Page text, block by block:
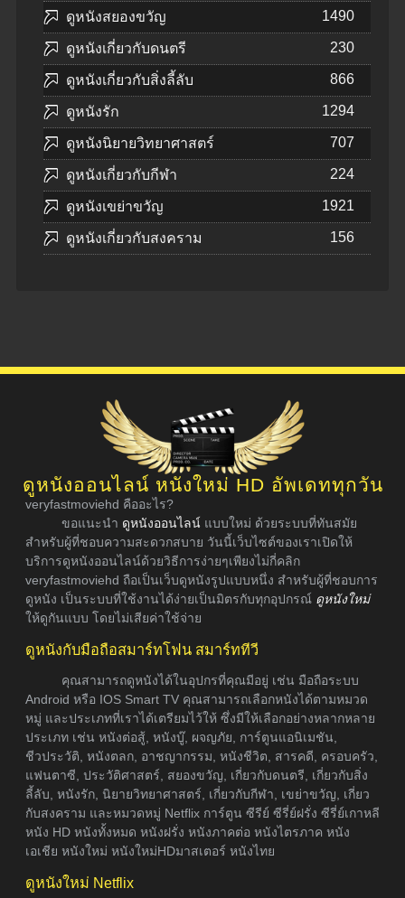
ดูหนังสยองขวัญ 1490
ดูหนังเกี่ยวกับดนตรี 230
ดูหนังเกี่ยวกับสิ่งลี้ลับ 866
ดูหนังรัก 1294
ดูหนังนิยายวิทยาศาสตร์ 707
ดูหนังเกี่ยวกับกีฬา 224
ดูหนังเขย่าขวัญ 1921
ดูหนังเกี่ยวกับสงคราม 156
ดูหนังออนไลน์ หนังใหม่ HD อัพเดททุกวัน
veryfastmoviehd คืออะไร?
ขอแนะนำ ดูหนังออนไลน์ แบบใหม่ ด้วยระบบที่ทันสมัย
สำหรับผู้ที่ชอบความสะดวกสบาย วันนี้เว็บไซต์ของเราเปิดให้
บริการดูหนังออนไลน์ด้วยวิธีการง่ายๆเพียงไม่กี่คลิก
veryfastmoviehd ถือเป็นเว็บดูหนังรูปแบบหนึ่ง สำหรับผู้ที่ชอบการ
ดูหนัง เป็นระบบที่ใช้งานได้ง่ายเป็นมิตรกับทุกอุปกรณ์ ดูหนังใหม่
ให้ดูกันแบบ โดยไม่เสียค่าใช้จ่าย
ดูหนังกับมือถือสมาร์ทโฟน สมาร์ททีวี
คุณสามารถดูหนังได้ในอุปกรที่คุณมีอยู่ เช่น มือถือระบบ
Android หรือ IOS Smart TV คุณสามารถเลือกหนังได้ตามหมวด
หมู่ และประเภทที่เราได้เตรียมไว้ให้ ซึ่งมีให้เลือกอย่างหลากหลาย
ประเภท เช่น หนังต่อสู้, หนังบู๊, ผจญภัย, การ์ตูนแอนิเมชัน,
ชีวประวัติ, หนังตลก, อาชญากรรม, หนังชีวิต, สารคดี, ครอบครัว,
แฟนตาซี, ประวัติศาสตร์, สยองขวัญ, เกี่ยวกับดนตรี, เกี่ยวกับสิ่ง
ลี้ลับ, หนังรัก, นิยายวิทยาศาสตร์, เกี่ยวกับกีฬา, เขย่าขวัญ, เกี่ยว
กับสงคราม และหมวดหมู่ Netflix การ์ตูน ซีรีย์ ซีรี่ย์ฝรั่ง ซีรี่ย์เกาหลี
หนัง HD หนังทั้งหมด หนังฝรั่ง หนังภาคต่อ หนังไตรภาค หนัง
เอเชีย หนังใหม่ หนังใหม่HDมาสเตอร์ หนังไทย
ดูหนังใหม่ Netflix